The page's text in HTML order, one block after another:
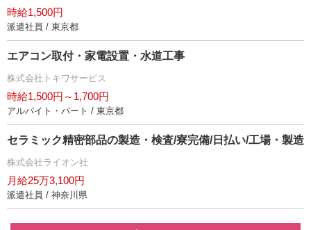
時給1,500円
派遣社員 / 東京都
エアコン取付・家電設置・水道工事
株式会社トキワサービス
時給1,500円～1,700円
アルバイト・パート / 東京都
セラミック精密部品の製造・検査/寮完備/日払い/工場・製造
株式会社ライオン社
月給25万3,100円
派遣社員 / 神奈川県